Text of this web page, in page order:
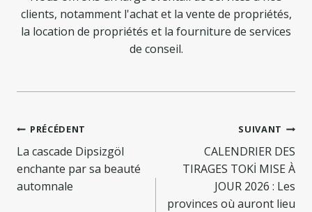
clients, notamment l'achat et la vente de propriétés,
la location de propriétés et la fourniture de services
de conseil.
Navigation
de
l’article
PRÉCÉDENT
La cascade Dipsizgöl
enchante par sa beauté
automnale
SUIVANT
CALENDRIER DES
TIRAGES TOKİ MISE À
JOUR 2026 : Les
provinces où auront lieu